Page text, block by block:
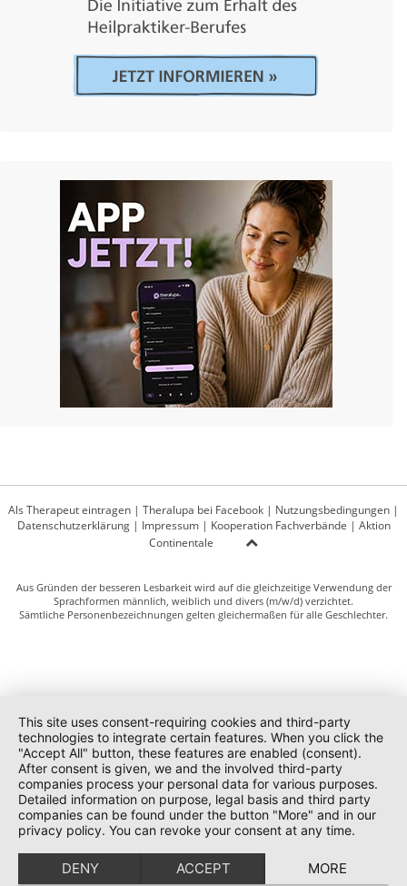
Als Therapeut eintragen | Theralupa bei Facebook | Nutzungsbedingungen |
Datenschutzerklärung| Impressum| Kooperation Fachverbände | Aktion
Continentale
Aus Gründen der besseren Lesbarkeit wird auf die gleichzeitige Verwendung der
Sprachformen männlich, weiblich und divers (m/w/d) verzichtet.
Sämtliche Personenbezeichnungen gelten gleichermaßen für alle Geschlechter.
This site uses consent-requiring cookies and third-party
technologies to integrate certain features. When you click the
"Accept All" button, these features are enabled (consent).
After consent is given, we and the involved third-party
companies process your personal data for various purposes.
Detailed information on purpose, legal basis and third party
companies can be found under the button "More" and in our
privacy policy. You can revoke your consent at any time.
DENY ACCEPT MORE